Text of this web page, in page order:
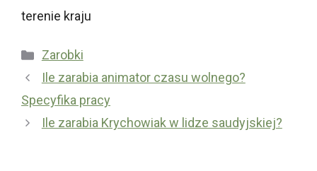
terenie kraju
Kategorie
Zarobki
Ile zarabia animator czasu wolnego?
Specyfika pracy
Ile zarabia Krychowiak w lidze saudyjskiej?